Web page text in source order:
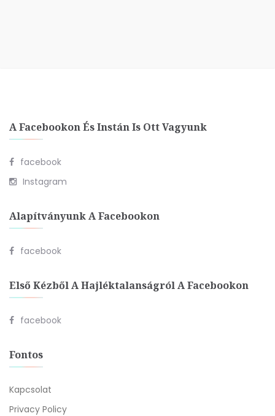
A Facebookon És Instán Is Ott Vagyunk
facebook
Instagram
Alapítványunk A Facebookon
facebook
Első Kézből A Hajléktalanságról A Facebookon
facebook
Fontos
Kapcsolat
Privacy Policy